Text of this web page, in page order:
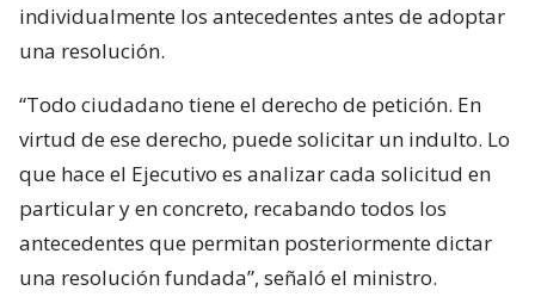
individualmente los antecedentes antes de adoptar
una resolución.
“Todo ciudadano tiene el derecho de petición. En
virtud de ese derecho, puede solicitar un indulto. Lo
que hace el Ejecutivo es analizar cada solicitud en
particular y en concreto, recabando todos los
antecedentes que permitan posteriormente dictar
una resolución fundada”, señaló el ministro.